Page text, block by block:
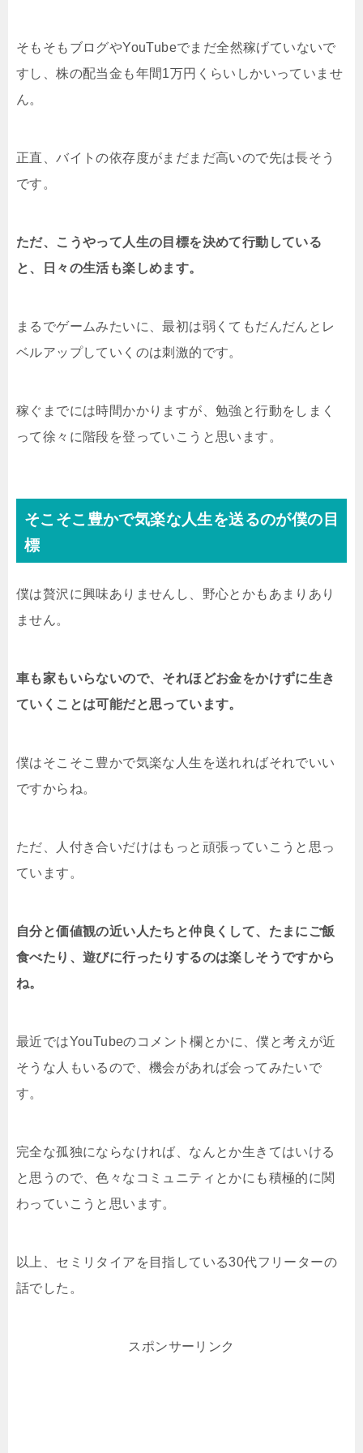
そもそもブログやYouTubeでまだ全然稼げていないで
すし、株の配当金も年間1万円くらいしかいっていませ
ん。
正直、バイトの依存度がまだまだ高いので先は長そう
です。
ただ、こうやって人生の目標を決めて行動している
と、日々の生活も楽しめます。
まるでゲームみたいに、最初は弱くてもだんだんとレ
ベルアップしていくのは刺激的です。
稼ぐまでには時間かかりますが、勉強と行動をしまく
って徐々に階段を登っていこうと思います。
そこそこ豊かで気楽な人生を送るのが僕の目
標
僕は贅沢に興味ありませんし、野心とかもあまりあり
ません。
車も家もいらないので、それほどお金をかけずに生き
ていくことは可能だと思っています。
僕はそこそこ豊かで気楽な人生を送れればそれでいい
ですからね。
ただ、人付き合いだけはもっと頑張っていこうと思っ
ています。
自分と価値観の近い人たちと仲良くして、たまにご飯
食べたり、遊びに行ったりするのは楽しそうですから
ね。
最近ではYouTubeのコメント欄とかに、僕と考えが近
そうな人もいるので、機会があれば会ってみたいで
す。
完全な孤独にならなければ、なんとか生きてはいける
と思うので、色々なコミュニティとかにも積極的に関
わっていこうと思います。
以上、セミリタイアを目指している30代フリーターの
話でした。
スポンサーリンク